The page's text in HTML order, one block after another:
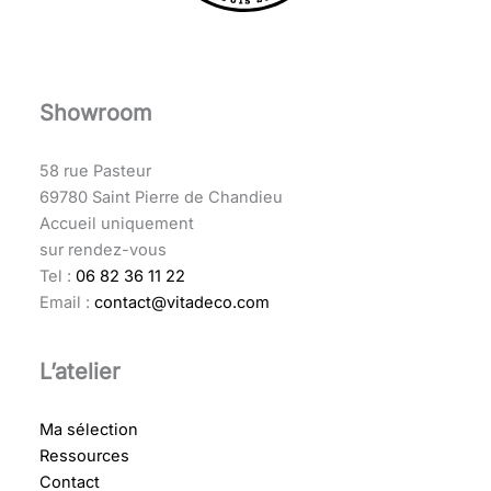
Showroom
58 rue Pasteur
69780 Saint Pierre de Chandieu
Accueil uniquement
sur rendez-vous
Tel : 06 82 36 11 22
Email : contact@vitadeco.com
L’atelier
Ma sélection
Ressources
Contact